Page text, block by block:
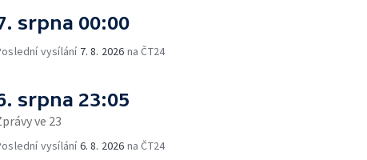
srpna 00:00
vysílání 7. 8. 2026 na ČT24
srpna 23:05
ve 23
vysílání6. 8. 2026 na ČT24